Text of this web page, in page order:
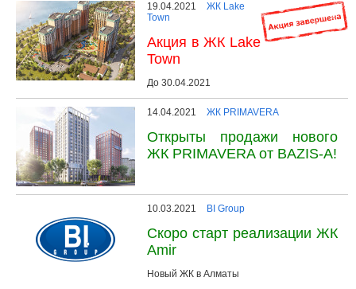
19.04.2021
ЖК Lake
Town
Акция в ЖК Lake
Town
До 30.04.2021
14.04.2021 ЖК PRIMAVERA
Открыты продажи нового
ЖК PRIMAVERA от BAZIS-A!
10.03.2021 BI Group
Скоро старт реализации ЖК
Amir
Новый ЖК в Алматы